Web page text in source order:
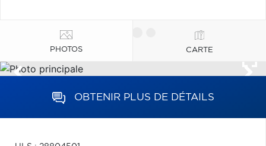
PHOTOS CARTE
OBTENIR PLUS DE DÉTAILS